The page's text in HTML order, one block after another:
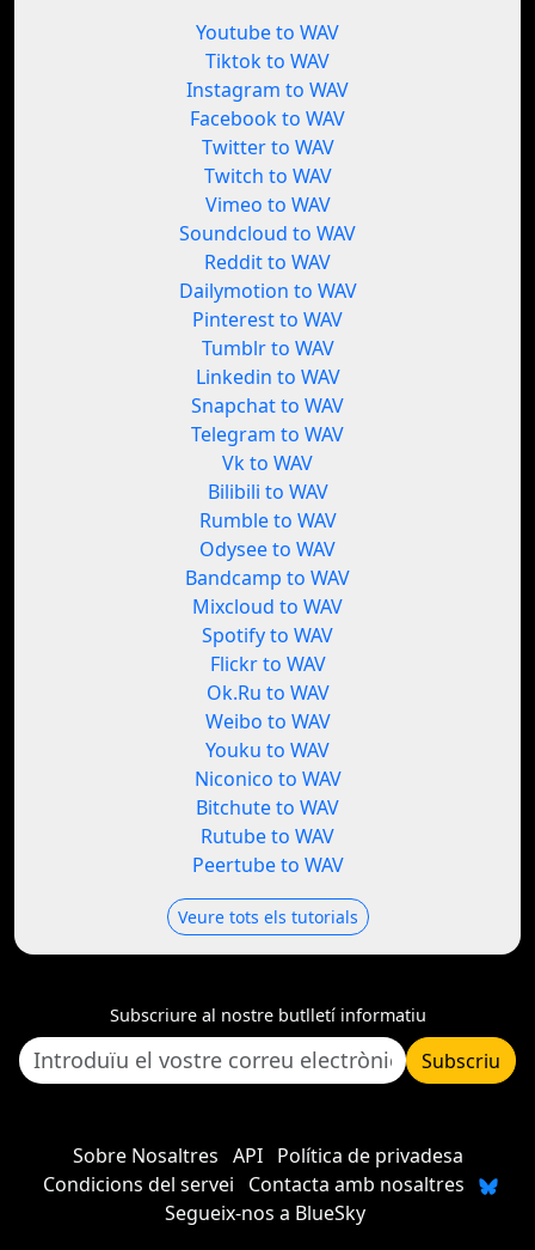
Youtube to WAV
Tiktok to WAV
Instagram to WAV
Facebook to WAV
Twitter to WAV
Twitch to WAV
Vimeo to WAV
Soundcloud to WAV
Reddit to WAV
Dailymotion to WAV
Pinterest to WAV
Tumblr to WAV
Linkedin to WAV
Snapchat to WAV
Telegram to WAV
Vk to WAV
Bilibili to WAV
Rumble to WAV
Odysee to WAV
Bandcamp to WAV
Mixcloud to WAV
Spotify to WAV
Flickr to WAV
Ok.Ru to WAV
Weibo to WAV
Youku to WAV
Niconico to WAV
Bitchute to WAV
Rutube to WAV
Peertube to WAV
Veure tots els tutorials
Subscriure al nostre butlletí informatiu
Subscriu
Sobre Nosaltres API
Política de privadesa
Condicions del servei
Contacta amb nosaltres
Segueix-nos a BlueSky